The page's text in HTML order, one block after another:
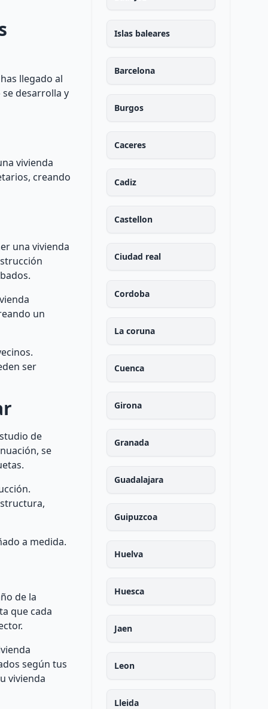
llegado al
desarrolla y
vivienda
creando
una vivienda
un
ser
de
se
a medida.
de la
que cada
según tus
vivienda
Islas baleares
Barcelona
Burgos
Caceres
Cadiz
Castellon
Ciudad real
Cordoba
La coruna
Cuenca
Girona
Granada
Guadalajara
Guipuzcoa
Huelva
Huesca
Jaen
Leon
Lleida